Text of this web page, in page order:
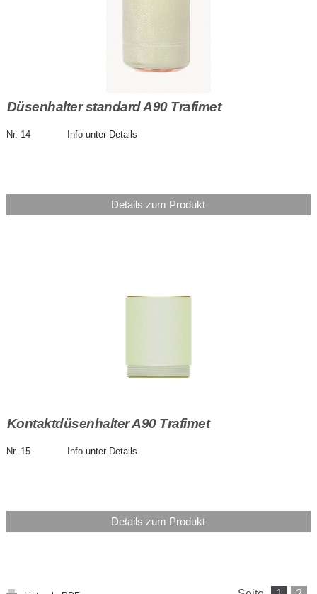
Düsenhalter standard A90 Trafimet
Nr. 14 Info unter Details
Details zum Produkt
Kontaktdüsenhalter A90 Trafimet
Nr. 15 Info unter Details
Details zum Produkt